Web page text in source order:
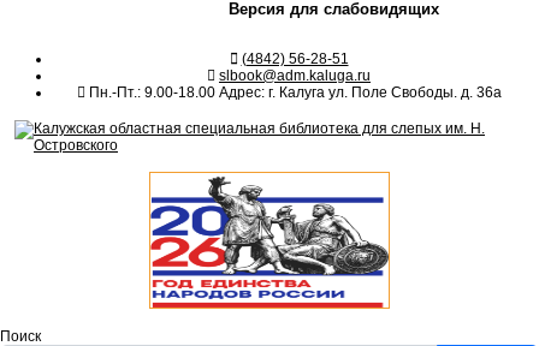
Версия для слабовидящих
(4842) 56-28-51
slbook@adm.kaluga.ru
Пн.-Пт.: 9.00-18.00 Адрес: г. Калуга ул. Поле Свободы. д. 36а
Поиск